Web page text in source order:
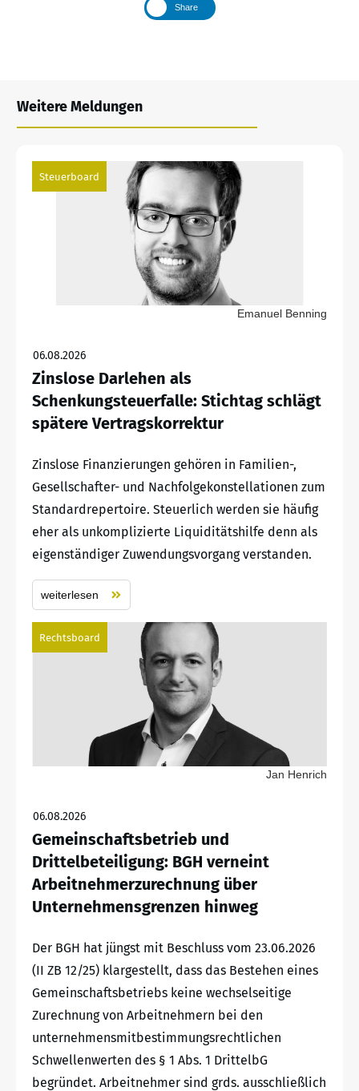
Share
Weitere Meldungen
Steuerboard
Emanuel Benning
06.08.2026
Zinslose Darlehen als
Schenkungsteuerfalle: Stichtag schlägt
spätere Vertragskorrektur
Zinslose Finanzierungen gehören in Familien-,
Gesellschafter- und Nachfolgekonstellationen zum
Standardrepertoire. Steuerlich werden sie häufig
eher als unkomplizierte Liquiditätshilfe denn als
eigenständiger Zuwendungsvorgang verstanden.
weiterlesen
Rechtsboard
Jan Henrich
06.08.2026
Gemeinschaftsbetrieb und
Drittelbeteiligung: BGH verneint
Arbeitnehmerzurechnung über
Unternehmensgrenzen hinweg
Der BGH hat jüngst mit Beschluss vom 23.06.2026
(II ZB 12/25) klargestellt, dass das Bestehen eines
Gemeinschaftsbetriebs keine wechselseitige
Zurechnung von Arbeitnehmern bei den
unternehmensmitbestimmungsrechtlichen
Schwellenwerten des § 1 Abs. 1 DrittelbG
begründet. Arbeitnehmer sind grds. ausschließlich